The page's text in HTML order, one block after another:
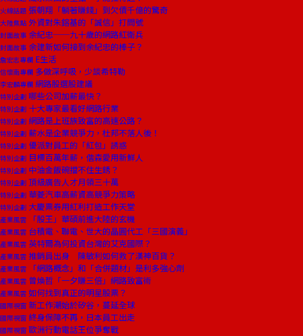
火線話題 張朝翔「躺著賺錢」到欠債千億的驚奇
大陸焦點 外資對朱鎔基的「誠信」打問號
封面故事 余紀忠──九十歲的網路紅衛兵
封面故事 余建新如何接到余紀忠的棒子？
詹宏志專欄 E生活
信懷南專欄 多做深呼吸，少談希特勒
李宏麟專欄 網路股選股建議
特別企劃 哪些公司加薪最快？
特別企劃 十大專家最看好網路行業
特別企劃 網路是上班族致富的高速公路？
特別企劃 薪水是企業競爭力，杜邦不落人後！
特別企劃 優派對員工的「紅包」誘惑
特別企劃 目標百萬年薪，偕森愛用新鮮人
特別企劃 中油金飯碗擋不住生銹？
特別企劃 頂級廣告人才月領三十萬
特別企劃 華菱汽車高薪資高競爭力策略
特別企劃 大慶票券用紅利打造工作天堂
產業風雲 「股王」華碩前進大陸的玄機
產業風雲 台積電、聯電、世大的晶圓代工「三國演義」
產業風雲 英特爾為何投資台灣的艾克國際？
產業風雲 推銷員出身 陳敏利如何救了漢神百貨？
產業風雲 「網路概念」和「合併題材」是利多強心劑
產業風雲 曾煥哲「一夕賺三倍」網路致富術
產業風雲 如何找到真正的明星股票？
國際視窗 新工作潮始於矽谷，蔓延全球
國際視窗 終身保障不再，日本員工出走
國際視窗 歐洲行動電話王位爭奪戰